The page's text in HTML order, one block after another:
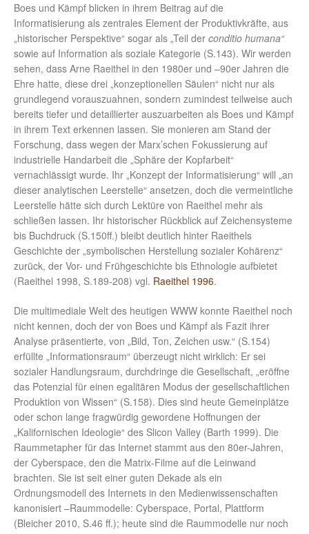
Boes und Kämpf blicken in ihrem Beitrag auf die
Informatisierung als zentrales Element der Produktivkräfte, aus
„historischer Perspektive“ sogar als „Teil der conditio humana“
sowie auf Information als soziale Kategorie (S.143). Wir werden
sehen, dass Arne Raeithel in den 1980er und –90er Jahren die
Ehre hatte, diese drei „konzeptionellen Säulen“ nicht nur als
grundlegend vorauszuahnen, sondern zumindest teilweise auch
bereits tiefer und detaillierter auszuarbeiten als Boes und Kämpf
in ihrem Text erkennen lassen. Sie monieren am Stand der
Forschung, dass wegen der Marx’schen Fokussierung auf
industrielle Handarbeit die „Sphäre der Kopfarbeit“
vernachlässigt wurde. Ihr „Konzept der Informatisierung“ will „an
dieser analytischen Leerstelle“ ansetzen, doch die vermeintliche
Leerstelle hätte sich durch Lektüre von Raeithel mehr als
schließen lassen. Ihr historischer Rückblick auf Zeichensysteme
bis Buchdruck (S.150ff.) bleibt deutlich hinter Raeithels
Geschichte der „symbolischen Herstellung sozialer Kohärenz“
zurück, der Vor- und Frühgeschichte bis Ethnologie aufbietet
(Raeithel 1998, S.189-208) vgl. Raeithel 1996.
Die multimediale Welt des heutigen WWW konnte Raeithel noch
nicht kennen, doch der von Boes und Kämpf als Fazit ihrer
Analyse präsentierte, von „Bild, Ton, Zeichen usw.“ (S.154)
erfüllte „Informationsraum“ überzeugt nicht wirklich: Er sei
sozialer Handlungsraum, durchdringe die Gesellschaft, „eröffne
das Potenzial für einen egalitären Modus der gesellschaftlichen
Produktion von Wissen“ (S.158). Dies sind heute Gemeinplätze
oder schon lange fragwürdig gewordene Hoffnungen der
„Kalifornischen Ideologie“ des Slicon Valley (Barth 1999). Die
Raummetapher für das Internet stammt aus den 80er-Jahren,
der Cyberspace, den die Matrix-Filme auf die Leinwand
brachten. Sie ist seit einer guten Dekade als ein
Ordnungsmodell des Internets in den Medienwissenschaften
kanonisiert –Raummodelle: Cyberspace, Portal, Plattform
(Bleicher 2010, S.46 ff.); heute sind die Raummodelle nur noch